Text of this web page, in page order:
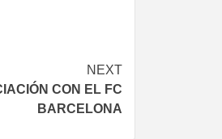
NEXT
CON EL FC
BARCELONA